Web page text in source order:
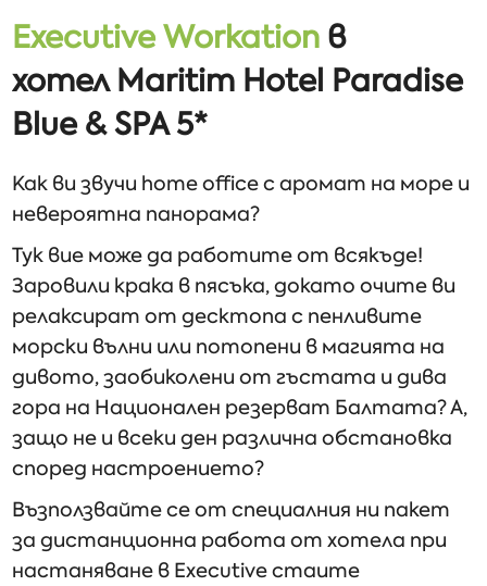
ExecutiveWorkation в
хотелMaritim Hotel Paradise
Blue & SPA 5*
Как ви звучи home office с аромат на море и
невероятна панорама?
Тук вие може да работите от всякъде!
Заровили крака в пясъка, докато очите ви
релаксират от десктопа с пенливите
морски вълни или потопени в магията на
дивото, заобиколени от гъстата и дива
гора на Национален резерват Балтата? А,
защо не и всеки ден различна обстановка
според настроението?
Възползвайте се от специалния ни пакет
за дистанционна работа от хотела при
настаняване в Executive стаите